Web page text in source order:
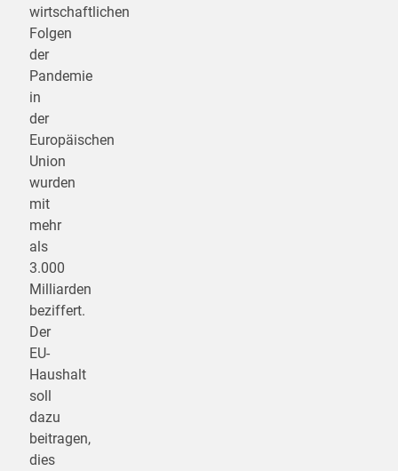
wirtschaftlichen
Folgen
der
Pandemie
in
der
Europäischen
Union
wurden
mit
mehr
als
3.000
Milliarden
beziffert.
Der
EU-
Haushalt
soll
dazu
beitragen,
dies